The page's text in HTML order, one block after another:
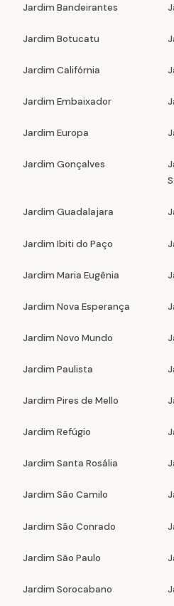
Jardim Bandeirantes
Jardim Botucatu
Jardim Califórnia
Jardim Embaixador
Jardim Europa
Jardim Gonçalves
Jardim Guadalajara
Jardim Ibiti do Paço
Jardim Maria Eugênia
Jardim Nova Esperança
Jardim Novo Mundo
Jardim Paulista
Jardim Pires de Mello
Jardim Refúgio
Jardim Santa Rosália
Jardim São Camilo
Jardim São Conrado
Jardim São Paulo
Jardim Sorocabano